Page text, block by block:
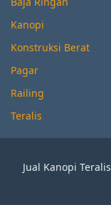
Kanopi
Konstruksi Berat
Pagar
Railing
Teralis
Jual Kanopi Teralis